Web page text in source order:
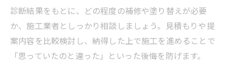
診断結果をもとに、どの程度の補修や塗り替えが必要
か、施工業者としっかり相談しましょう。見積もりや提
案内容を比較検討し、納得した上で施工を進めることで
「思っていたのと違った」といった後悔を防げます。